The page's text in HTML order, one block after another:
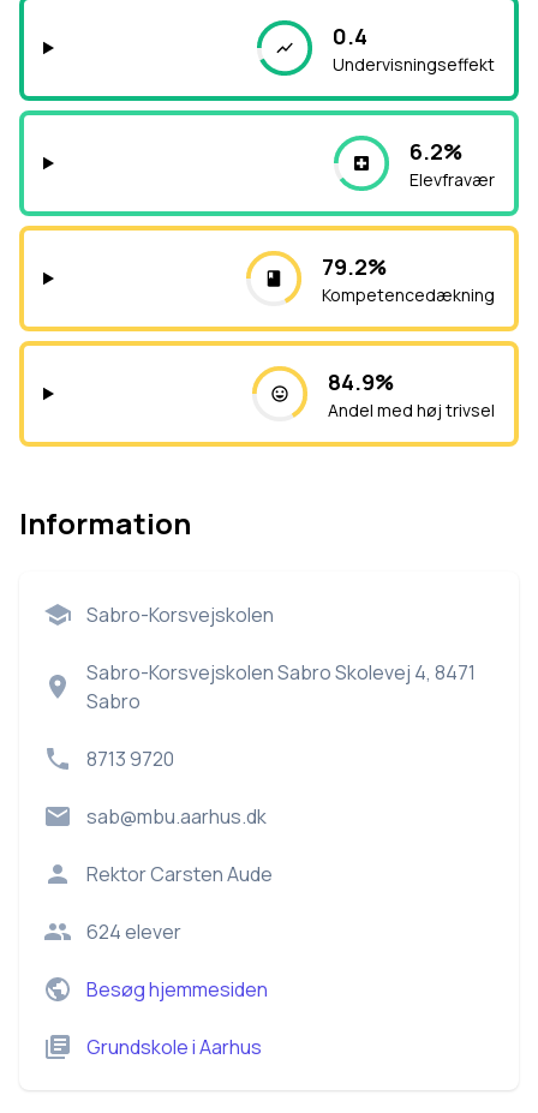
0.4
Undervisningseffekt
6.2%
Elevfravær
79.2%
Kompetencedækning
84.9%
Andel med høj trivsel
Information
Sabro-Korsvejskolen
Sabro-Korsvejskolen Sabro Skolevej 4, 8471
Sabro
8713 9720
sab@mbu.aarhus.dk
RektorCarsten Aude
624elever
Besøg hjemmesiden
GrundskoleiAarhus